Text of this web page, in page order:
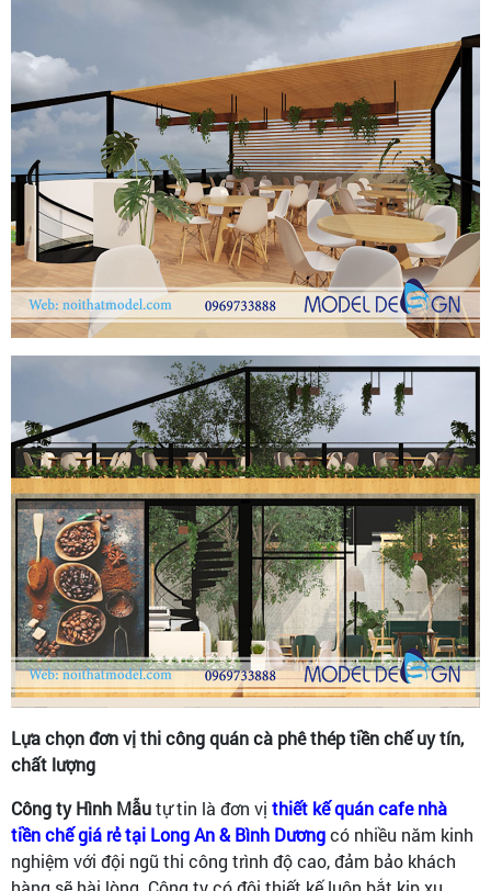
Lựa chọn đơn vị thi công quán cà phê thép tiền chế uy tín,
chất lượng
Công ty Hình Mẫutự tin là đơn vị thiết kế quán cafe nhà
tiền chế giá rẻ tại Long An & Bình Dươngcó nhiều năm kinh
nghiệm với đội ngũ thi công trình độ cao, đảm bảo khách